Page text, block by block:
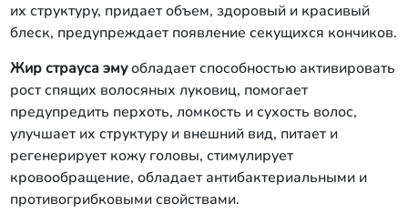
их структуру, придает объем, здоровый и красивый
блеск, предупреждает появление секущихся кончиков.
Жир страуса эму обладает способностью активировать
рост спящих волосяных луковиц, помогает
предупредить перхоть, ломкость и сухость волос,
улучшает их структуру и внешний вид, питает и
регенерирует кожу головы, стимулирует
кровообращение, обладает антибактериальными и
противогрибковыми свойствами.